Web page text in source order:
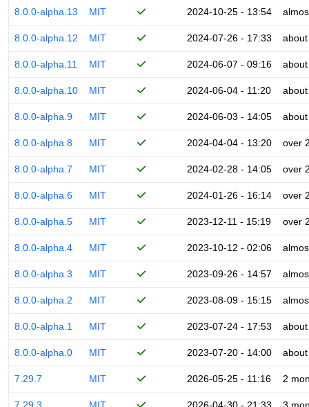
8.0.0-alpha.13 MIT 2024-10-25 - 13:54
8.0.0-alpha.12 MIT 2024-07-26 - 17:33
8.0.0-alpha.11 MIT 2024-06-07 - 09:16
8.0.0-alpha.10 MIT 2024-06-04 - 11:20
8.0.0-alpha.9 MIT 2024-06-03 - 14:05
8.0.0-alpha.8 MIT 2024-04-04 - 13:20 over
8.0.0-alpha.7 MIT 2024-02-28 - 14:05 over
8.0.0-alpha.6 MIT 2024-01-26 - 16:14 over
8.0.0-alpha.5 MIT 2023-12-11 - 15:19 over
8.0.0-alpha.4 MIT 2023-10-12 - 02:06
8.0.0-alpha.3 MIT 2023-09-26 - 14:57
8.0.0-alpha.2 MIT 2023-08-09 - 15:15
8.0.0-alpha.1 MIT 2023-07-24 - 17:53
8.0.0-alpha.0 MIT 2023-07-20 - 14:00
7.29.7 MIT 2026-05-25 - 11:16 2